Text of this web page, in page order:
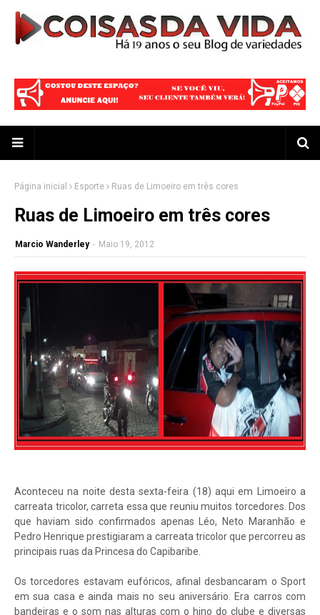
Página inicial Esporte Ruas de Limoeiro em três cores
Ruas de Limoeiro em três cores
Marcio Wanderley - Maio 19, 2012
Aconteceu na noite desta sexta-feira (18) aqui em Limoeiro a
carreata tricolor, carreta essa que reuniu muitos torcedores. Dos
que haviam sido confirmados apenas Léo, Neto Maranhão e
Pedro Henrique prestigiaram a carreata tricolor que percorreu as
principais ruas da Princesa do Capibaribe.
Os torcedores estavam eufóricos, afinal desbancaram o Sport
em sua casa e ainda mais no seu aniversário. Era carros com
bandeiras e o som nas alturas com o hino do clube e diversas